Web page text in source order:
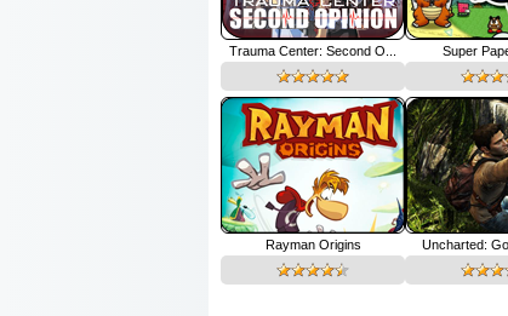
Trauma Center: Second O... Super
Rayman Origins Uncharted: